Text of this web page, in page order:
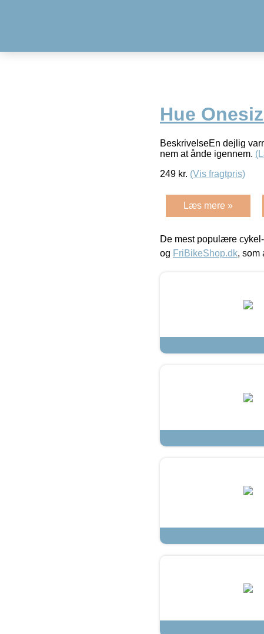
Hue
BeskrivelseEn dejlig
nem at ånde igennem.
249 kr. (Vis fragtpris)
Læs mere »
De mest populære
og FriBikeShop.dk, som